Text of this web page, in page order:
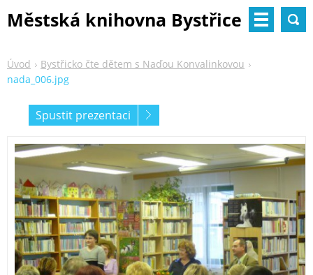
Městská knihovna Bystřice
Úvod
Bystřicko čte dětem s Naďou Konvalinkovou
nada_006.jpg
Spustit prezentaci